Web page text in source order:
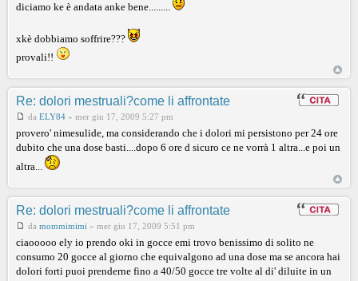
diciamo ke è andata anke bene.........
xkè dobbiamo soffrire???
provali!!
Re: dolori mestruali?come li affrontate
da ELY84 » mer giu 17, 2009 5:27 pm
provero' nimesulide, ma considerando che i dolori mi persistono per 24 ore
dubito che una dose basti....dopo 6 ore d sicuro ce ne vorrà 1 altra...e poi un
altra...
Re: dolori mestruali?come li affrontate
da mommimimi » mer giu 17, 2009 5:51 pm
ciaooooo ely io prendo oki in gocce emi trovo benissimo di solito ne
consumo 20 gocce al giorno che equivalgono ad una dose ma se ancora hai
dolori forti puoi prenderne fino a 40/50 gocce tre volte al di' diluite in un